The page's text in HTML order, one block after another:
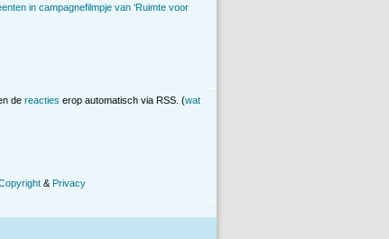
in campagnefilmpje van ‘Ruimte voor
de reacties erop automatisch via RSS. (wat
& Privacy